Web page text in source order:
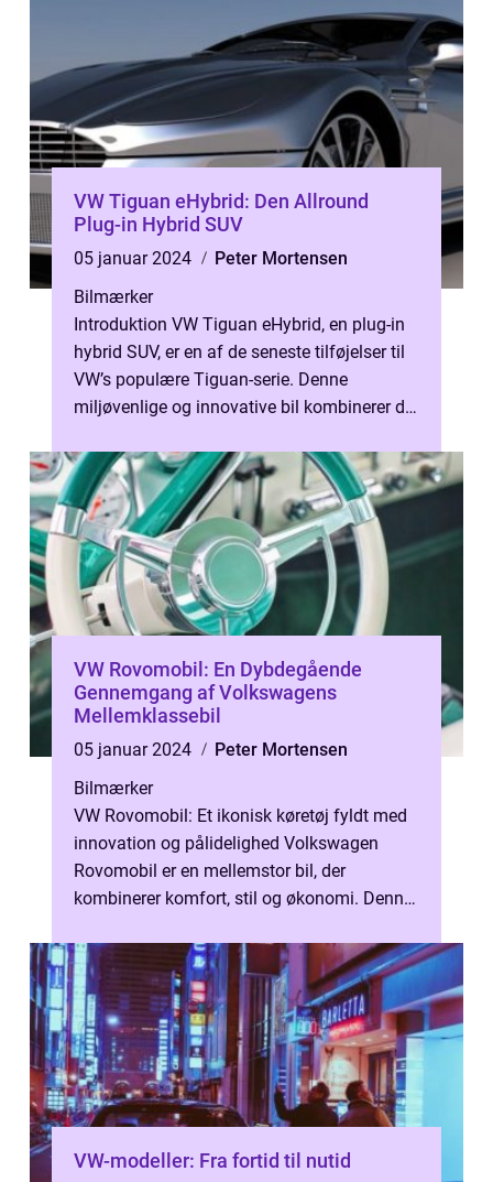
VW Tiguan eHybrid: Den Allround
Plug-in Hybrid SUV
05 januar 2024
Peter Mortensen
Bilmærker
Introduktion VW Tiguan eHybrid, en plug-in
hybrid SUV, er en af de seneste tilføjelser til
VW’s populære Tiguan-serie. Denne
miljøvenlige og innovative bil kombinerer det
VW Rovomobil: En Dybdegående
Gennemgang af Volkswagens
Mellemklassebil
05 januar 2024
Peter Mortensen
Bilmærker
VW Rovomobil: Et ikonisk køretøj fyldt med
innovation og pålidelighed Volkswagen
Rovomobil er en mellemstor bil, der
kombinerer komfort, stil og økonomi. Denne
VW-modeller: Fra fortid til nutid